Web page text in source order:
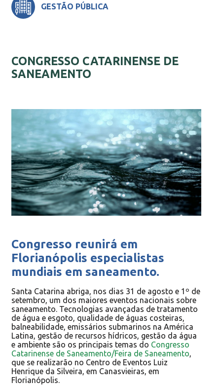
CONGRESSO CATARINENSE DE
SANEAMENTO
GESTÃO PÚBLICA
Congresso reunirá em
Florianópolis especialistas
mundiais em saneamento.
Santa Catarina abriga, nos dias 31 de agosto e 1º de
setembro, um dos maiores eventos nacionais sobre
saneamento. Tecnologias avançadas de tratamento
de água e esgoto, qualidade de águas costeiras,
balneabilidade, emissários submarinos na América
Latina, gestão de recursos hídricos, gestão da água
e ambiente são os principais temas do Congresso
Catarinense de Saneamento/Feira de Saneamento
que se realizarão no Centro de Eventos Luiz
Henrique da Silveira, em Canasvieiras, em
Florianópolis.